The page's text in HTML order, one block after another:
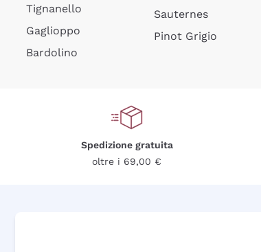
Tignanello
Gaglioppo
Bardolino
Sauternes
Pinot Grigio
Spedizione gratuita
oltre i 69,00 €